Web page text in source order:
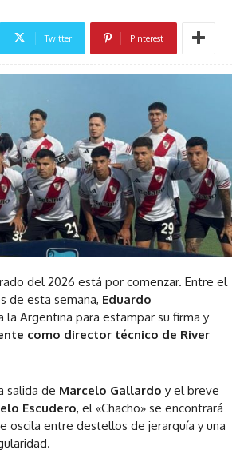
Twitter Pinterest
del 2026 está por comenzar. Entre el
de esta semana, Eduardo
la Argentina para estampar su firma y
como director técnico de River
salida de Marcelo Gallardo y el breve
Escudero, el «Chacho» se encontrará
oscila entre destellos de jerarquía y una